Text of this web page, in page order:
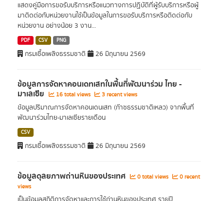
แสดงคู่มือการขอรับบริการหรือแนวทางการปฏิบัติที่ผู้รับบริการหรือผู้
มาติดต่อกับหน่วยงานใช้เป็นข้อมูลในการขอรับบริการหรือติดต่อกับ
หน่วยงาน อย่างน้อย 3 งาน...
PDF CSV PNG
กรมเชื้อเพลิงธรรมชาติ 26 มิถุนายน 2569
ข้อมูลการจัดหาคอนเดทเสทในพื้นที่พัฒนาร่วม ไทย -
มาเลเซีย 16 total views 3 recent views
ข้อมูลปริมาณการจัดหาคอนเดนเสท (ก๊าซธรรมชาติเหลว) จากพื้นที่
พัฒนาร่วมไทย-มาเลเซียรายเดือน
CSV
กรมเชื้อเพลิงธรรมชาติ 26 มิถุนายน 2569
ข้อมูลดุลยภาพถ่านหินของประเทศ 0 total views
0 recent
views